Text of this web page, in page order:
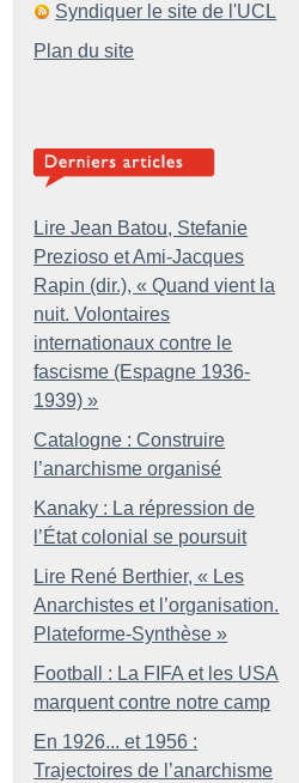
Syndiquer le site de l'UCL
Plan du site
Lire Jean Batou, Stefanie
Prezioso et Ami-Jacques
Rapin (dir.), « Quand vient la
nuit. Volontaires
internationaux contre le
fascisme (Espagne 1936-
1939) »
Catalogne : Construire
l’anarchisme organisé
Kanaky : La répression de
l’État colonial se poursuit
Lire René Berthier, « Les
Anarchistes et l’organisation.
Plateforme-Synthèse »
Football : La FIFA et les USA
marquent contre notre camp
En 1926... et 1956 :
Trajectoires de l’anarchisme